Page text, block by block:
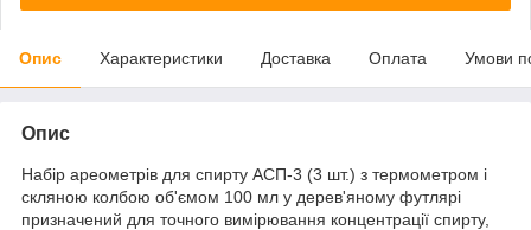
Опис Характеристики Доставка Оплата Умови
Опис
Набір ареометрів для спирту АСП-3 (3 шт.) з термометром і
скляною колбою об'ємом 100 мл у дерев'яному футлярі
призначений для точного вимірювання концентрації спирту,